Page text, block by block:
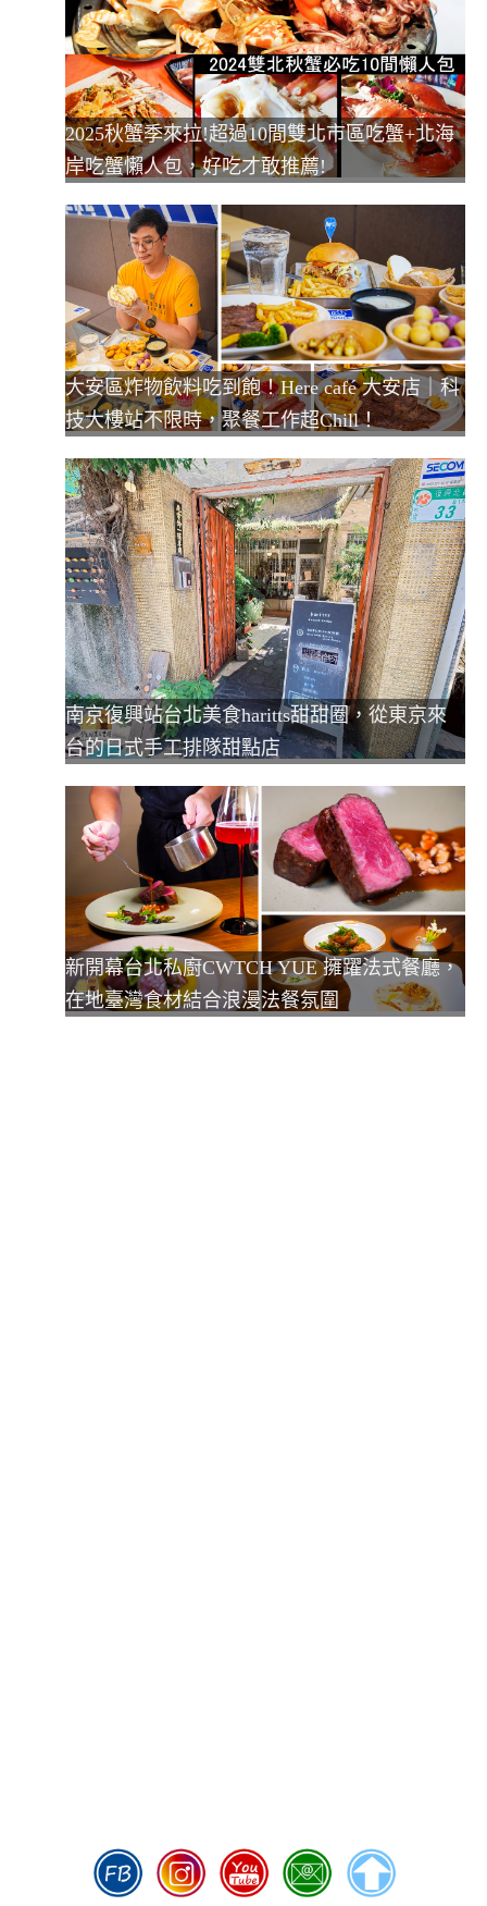
2025秋蟹季來拉!超過10間雙北市區吃蟹+北海
岸吃蟹懶人包，好吃才敢推薦!
大安區炸物飲料吃到飽！Here café 大安店｜科
技大樓站不限時，聚餐工作超Chill！
南京復興站台北美食haritts甜甜圈，從東京來
台的日式手工排隊甜點店
新開幕台北私廚CWTCH YUE 擁躍法式餐廳，
在地臺灣食材結合浪漫法餐氛圍